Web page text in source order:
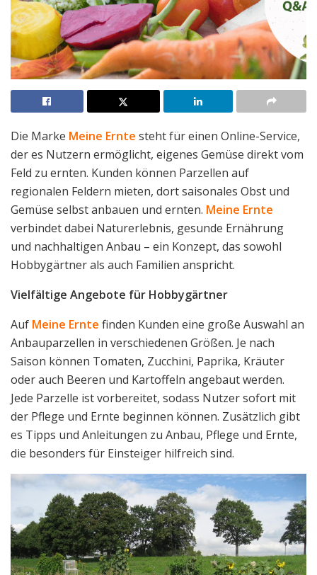
Die Marke Meine Ernte steht für einen Online-Service,
der es Nutzern ermöglicht, eigenes Gemüse direkt vom
Feld zu ernten. Kunden können Parzellen auf
regionalen Feldern mieten, dort saisonales Obst und
Gemüse selbst anbauen und ernten. Meine Ernte
verbindet dabei Naturerlebnis, gesunde Ernährung
und nachhaltigen Anbau – ein Konzept, das sowohl
Hobbygärtner als auch Familien anspricht.
Vielfältige Angebote für Hobbygärtner
Auf Meine Ernte finden Kunden eine große Auswahl an
Anbauparzellen in verschiedenen Größen. Je nach
Saison können Tomaten, Zucchini, Paprika, Kräuter
oder auch Beeren und Kartoffeln angebaut werden.
Jede Parzelle ist vorbereitet, sodass Nutzer sofort mit
der Pflege und Ernte beginnen können. Zusätzlich gibt
es Tipps und Anleitungen zu Anbau, Pflege und Ernte,
die besonders für Einsteiger hilfreich sind.